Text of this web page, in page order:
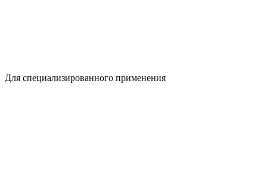
Для специализированного применения